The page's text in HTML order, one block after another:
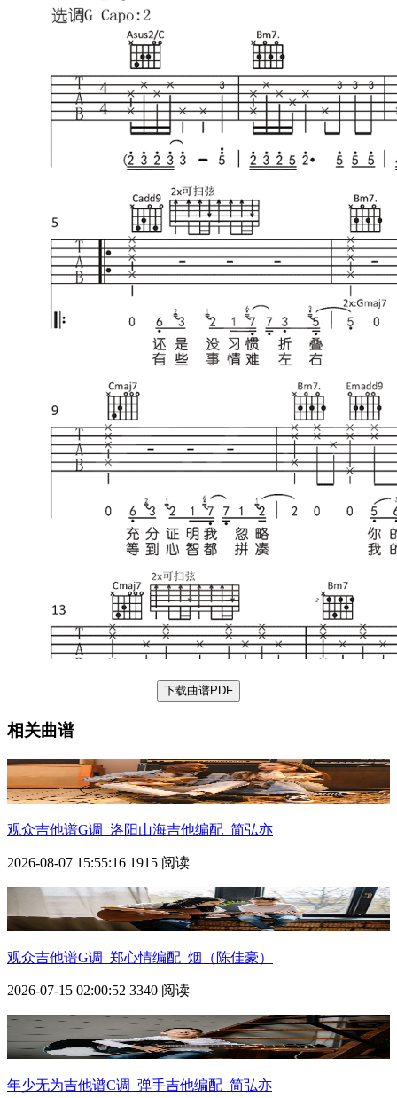
下载曲谱PDF
相关曲谱
观众吉他谱G调_洛阳山海吉他编配_简弘亦
2026-08-07 15:55:16 1915 阅读
观众吉他谱G调_郑心情编配_烟（陈佳豪）
2026-07-15 02:00:52 3340 阅读
年少无为吉他谱C调_弹手吉他编配_简弘亦